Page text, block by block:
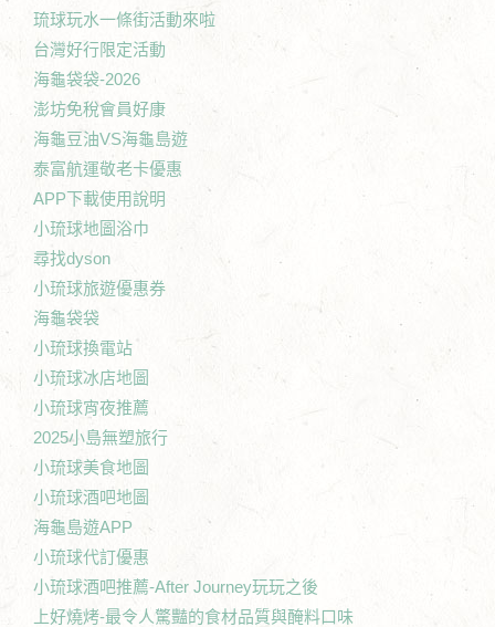
琉球玩水一條街活動來啦
台灣好行限定活動
海龜袋袋-2026
澎坊免稅會員好康
海龜豆油VS海龜島遊
泰富航運敬老卡優惠
APP下載使用說明
小琉球地圖浴巾
尋找dyson
小琉球旅遊優惠券
海龜袋袋
小琉球換電站
小琉球冰店地圖
小琉球宵夜推薦
2025小島無塑旅行
小琉球美食地圖
小琉球酒吧地圖
海龜島遊APP
小琉球代訂優惠
小琉球酒吧推薦-After Journey玩玩之後
上好燒烤-最令人驚豔的食材品質與醃料口味